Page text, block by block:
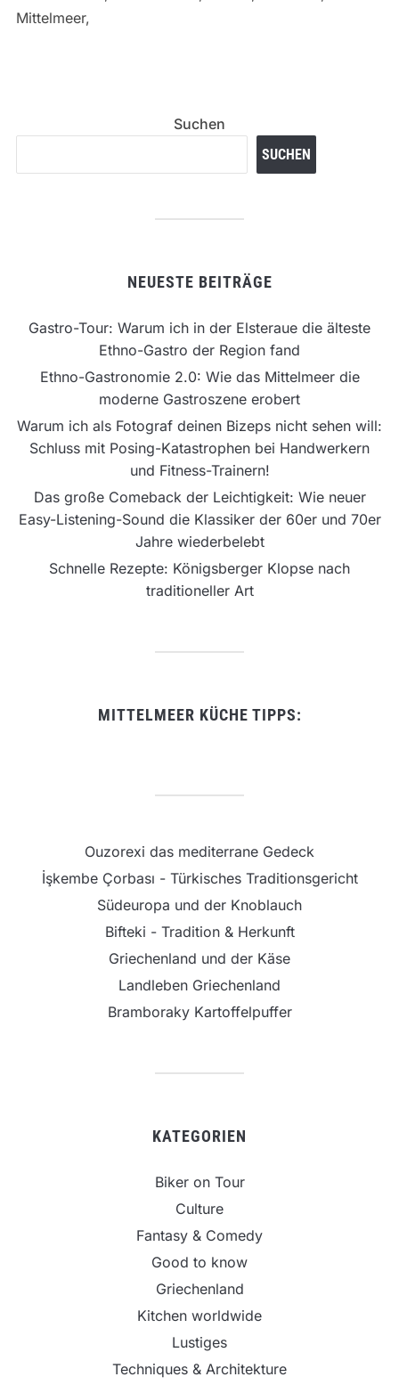
Mittelmeer,
Suchen
SUCHEN
NEUESTE BEITRÄGE
Gastro-Tour: Warum ich in der Elsteraue die älteste
Ethno-Gastro der Region fand
Ethno-Gastronomie 2.0: Wie das Mittelmeer die
moderne Gastroszene erobert
Warum ich als Fotograf deinen Bizeps nicht sehen will:
Schluss mit Posing-Katastrophen bei Handwerkern
und Fitness-Trainern!
Das große Comeback der Leichtigkeit: Wie neuer
Easy-Listening-Sound die Klassiker der 60er und 70er
Jahre wiederbelebt
Schnelle Rezepte: Königsberger Klopse nach
traditioneller Art
MITTELMEER KÜCHE TIPPS:
Ouzorexi das mediterrane Gedeck
İşkembe Çorbası - Türkisches Traditionsgericht
Südeuropa und der Knoblauch
Bifteki - Tradition & Herkunft
Griechenland und der Käse
Landleben Griechenland
Bramboraky Kartoffelpuffer
KATEGORIEN
Biker on Tour
Culture
Fantasy & Comedy
Good to know
Griechenland
Kitchen worldwide
Lustiges
Techniques & Architekture